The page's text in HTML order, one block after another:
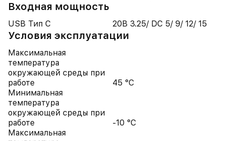
Входная мощность
USB Тип C 20В 3.25/ DC 5/ 9/ 12/ 15
Условия эксплуатации
Максимальная
температура
окружающей среды при
работе
45 °C
Минимальная
температура
окружающей среды при
работе
-10 °C
Максимальная